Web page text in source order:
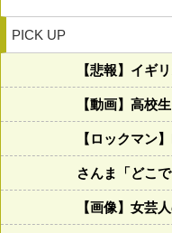
PICK UP
【悲報】イギ
【動画】高校
【ロックマン
さんま「どこ
【画像】女芸